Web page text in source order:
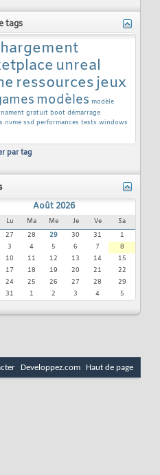
tags
unreal
ressourcesjeux
modèles modèle
gratuit boot démarrage
nvme ssd performances tests windows
par tag
Août 2026
Lu Ma Me Je Ve
Sa
27 28 29 30 31
1
3 4 5 6 7
8
10 11 12 13 14
15
17 18 19 20 21
22
24 25 26 27 28
29
31 1 2 3 4 5
Developpez.com Haut de page